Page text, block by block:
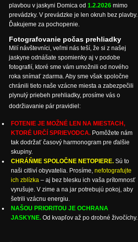
plavbou v jaskyni Domica od 1.2.2026 mimo
prevádzky. V prevádzke je len okruh bez plavby.
Ďakujeme za pochopenie.
Fotografovanie počas prehliadky
Milí návštevníci, veľmi nás teší, že si z našej
jaskyne odnášate spomienky aj v podobe
fotografií, ktoré sme vám umožnili od nového
roka snímať zdarma. Aby sme však spoločne
chránili tieto naše vzácne miesta a zabezpečili
plynulý priebeh prehliadky, prosíme vás o
dodržiavanie pár pravidiel:
FOTENIE JE MOŽNÉ LEN NA MIESTACH,
KTORÉ URČÍ SPRIEVODCA. Pomôžete nám
tak dodržať časový harmonogram pre ďalšie
skupiny.
CHRÁŇME SPOLOČNE NETOPIERE. Sú to
naši citliví obyvatelia. Prosíme, nefotografujte
ich zblízka – aj bez blesku ich vaša prítomnosť
vyrušuje. V zime a na jar potrebujú pokoj, aby
šetrili vzácnu energiu.
NAŠOU PRIORITOU JE OCHRANA
JASKYNE. Od kvapľov až po drobné živočíchy.